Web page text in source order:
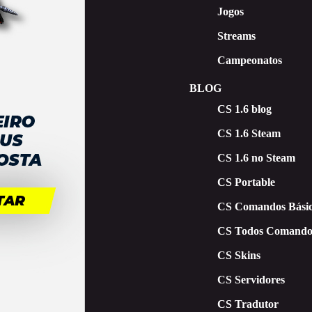
Jogos
Streams
Campeonatos
BLOG
CS 1.6 blog
CS 1.6 Steam
CS 1.6 no Steam
CS Portable
CS Comandos
CS Todos
CS Skins
CS Servidores
CS Tradutor